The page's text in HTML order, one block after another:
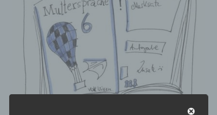
e
n
-
A
u
s
b
l
m
n
B
r
e
n
p